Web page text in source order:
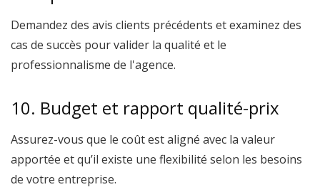
Demandez des avis clients précédents et examinez des
cas de succès pour valider la qualité et le
professionnalisme de l'agence.
10. Budget et rapport qualité-prix
Assurez-vous que le coût est aligné avec la valeur
apportée et qu’il existe une flexibilité selon les besoins
de votre entreprise.